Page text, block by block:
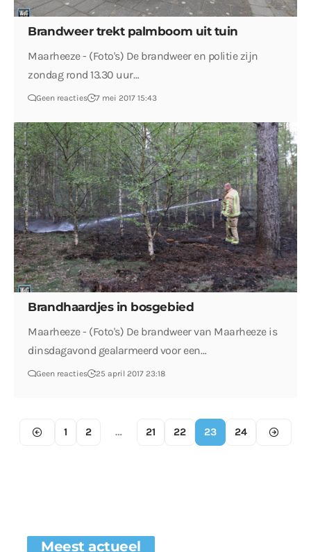
Brandweer trekt palmboom uit tuin
Maarheeze - (Foto's) De brandweer en politie zijn
zondag rond 13.30 uur…
Geen reacties 7 mei 2017 15:43
Brandhaardjes in bosgebied
Maarheeze - (Foto's) De brandweer van Maarheeze is
dinsdagavond gealarmeerd voor een…
Geen reacties 25 april 2017 23:18
1 2 … 21 22 23 24
Meest actueel